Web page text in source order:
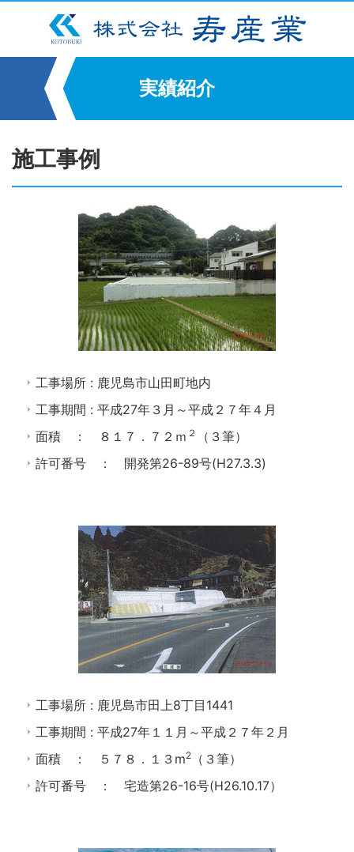
実績紹介
施工事例
工事場所 : 鹿児島市山田町地内
工事期間 : 平成27年３月～平成２７年４月
面積 ： ８１７．７２ｍ ２
（３筆）
許可番号 ： 開発第26-89号(H27.3.3)
工事場所 : 鹿児島市田上8丁目1441
工事期間 : 平成27年１１月～平成２７年２月
面積 ： ５７８．１３m2
（３筆）
許可番号 ： 宅造第26-16号(H26.10.17）